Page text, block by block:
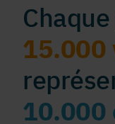
15.000
10.000